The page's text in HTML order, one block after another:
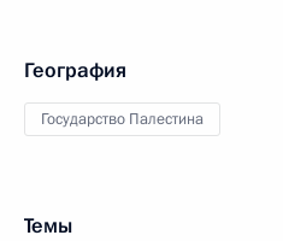
География
Государство Палестина
Темы